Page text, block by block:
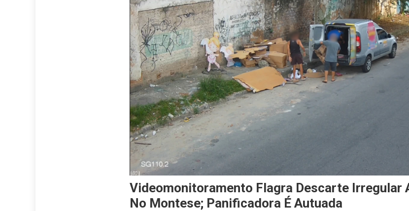
Videomonitoramento Flagra Descarte Irregular
No Montese; Panificadora É Autuada